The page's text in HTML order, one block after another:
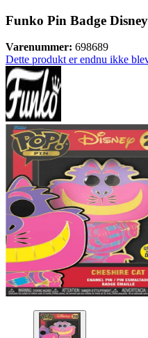
Funko Pin Badge
Varenummer: 698689
Dette produkt er endnu ikke